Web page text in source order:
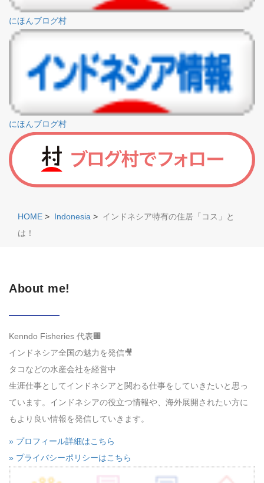
にほんブログ村
にほんブログ村
HOME > Indonesia > インドネシア特有の住居「コス」と
は！
About me!
Kenndo Fisheries 代表🏢
インドネシア全国の魅力を発信🎥
タコなどの水産会社を経営中
生涯仕事としてインドネシアと関わる仕事をしていきたいと思っ
ています。インドネシアの役立つ情報や、海外展開されたい方に
もより良い情報を発信していきます。
» プロフィール詳細はこちら
» プライバシーポリシーはこちら